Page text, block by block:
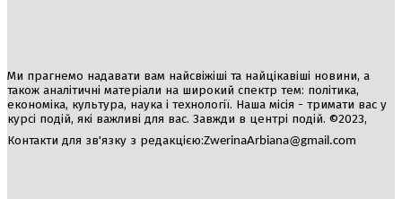
Ми прагнемо надавати вам найсвіжіші та найцікавіші новини, а
також аналітичні матеріали на широкий спектр тем: політика,
економіка, культура, наука і технології. Наша місія - тримати вас у
курсі подій, які важливі для вас. Завжди в центрі подій. ©2023,
Контакти для зв'язку з редакцією:ZwerinaArbiana@gmail.com